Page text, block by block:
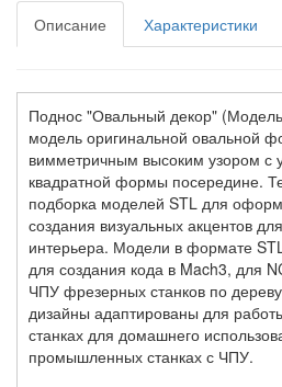
Описание Характеристики
Поднос "Овальный декор"
модель оригинальной овальной
вимметричным высоким узором с
квадратной формы посередине.
подборка моделей STL для
создания визуальных акцентов
интерьера. Модели в формате
для создания кода в Mach3, для
ЧПУ фрезерных станков по
дизайны адаптированы для
станках для домашнего
промышленных станках с ЧПУ.